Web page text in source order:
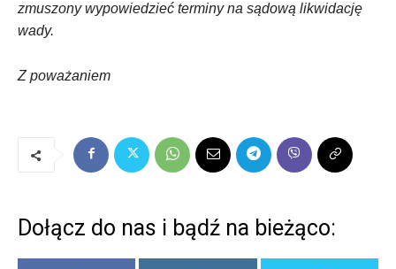
zmuszony wypowiedzieć terminy na sądową likwidację
wady.
Z poważaniem
Dołącz do nas i bądź na bieżąco: